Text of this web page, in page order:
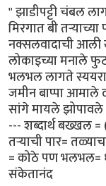
" झाडीपट्टी चंबल
मिरगात बी
नक्सलवादाची आली
लोकाइच्या मनाले
भलभल लागते
जमीन बाप्पा
सांगे मायले
--- शब्दार्थ बख्खल =
तऱ्याची पार=
= कोठे पण भलभल=
संकेतानंद